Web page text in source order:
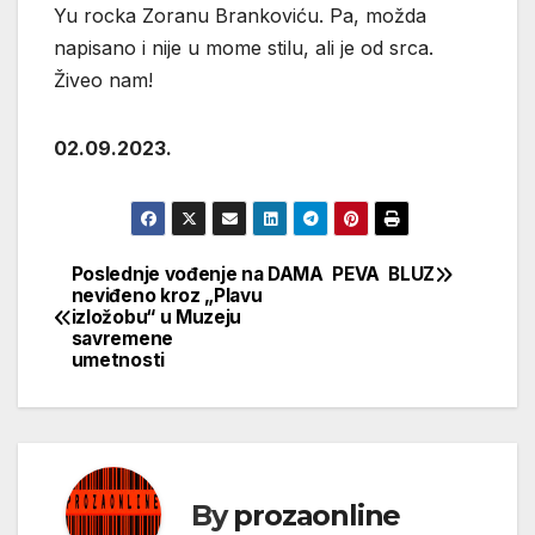
Yu rocka Zoranu Brankoviću. Pa, možda
napisano i nije u mome stilu, ali je od srca.
Živeo nam!
02.09.2023.
Кретање
чланка
DAMA PEVA BLUZ
Poslednje vođenje na
neviđeno kroz „Plavu
izložobu“ u Muzeju
savremene
umetnosti
Byprozaonline